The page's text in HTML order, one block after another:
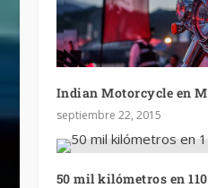
Indian Motorcycle en
septiembre 22, 2015
50 mil kilómetros en